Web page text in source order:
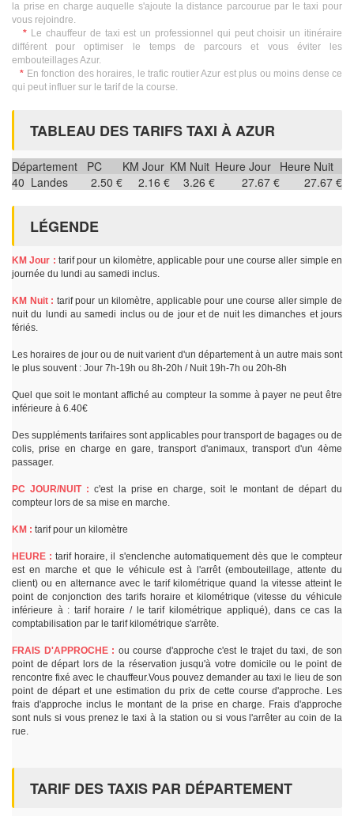
la prise en charge auquelle s'ajoute la distance parcourue par le taxi pour
vous rejoindre.
* Le chauffeur de taxi est un professionnel qui peut choisir un itinéraire
différent pour optimiser le temps de parcours et vous éviter les
embouteillages Azur.
* En fonction des horaires, le trafic routier Azur est plus ou moins dense ce
qui peut influer sur le tarif de la course.
TABLEAU DES TARIFS TAXI À AZUR
Département PC KM Jour KM Nuit Heure Jour Heure Nuit
40 Landes 2.50 € 2.16 € 3.26 € 27.67 € 27.67 €
LÉGENDE
KM Jour : tarif pour un kilomètre, applicable pour une course aller simple en
journée du lundi au samedi inclus.
KM Nuit : tarif pour un kilomètre, applicable pour une course aller simple de
nuit du lundi au samedi inclus ou de jour et de nuit les dimanches et jours
fériés.
Les horaires de jour ou de nuit varient d'un département à un autre mais sont
le plus souvent : Jour 7h-19h ou 8h-20h / Nuit 19h-7h ou 20h-8h
Quel que soit le montant affiché au compteur la somme à payer ne peut être
inférieure à 6.40€
Des suppléments tarifaires sont applicables pour transport de bagages ou de
colis, prise en charge en gare, transport d'animaux, transport d'un 4ème
passager.
PC JOUR/NUIT : c'est la prise en charge, soit le montant de départ du
compteur lors de sa mise en marche.
KM : tarif pour un kilomètre
HEURE : tarif horaire, il s'enclenche automatiquement dès que le compteur
est en marche et que le véhicule est à l'arrêt (embouteillage, attente du
client) ou en alternance avec le tarif kilométrique quand la vitesse atteint le
point de conjonction des tarifs horaire et kilométrique (vitesse du véhicule
inférieure à : tarif horaire / le tarif kilométrique appliqué), dans ce cas la
comptabilisation par le tarif kilométrique s'arrête.
FRAIS D'APPROCHE : ou course d'approche c'est le trajet du taxi, de son
point de départ lors de la réservation jusqu'à votre domicile ou le point de
rencontre fixé avec le chauffeur.Vous pouvez demander au taxi le lieu de son
point de départ et une estimation du prix de cette course d'approche. Les
frais d'approche inclus le montant de la prise en charge. Frais d'approche
sont nuls si vous prenez le taxi à la station ou si vous l'arrêter au coin de la
rue.
TARIF DES TAXIS PAR DÉPARTEMENT